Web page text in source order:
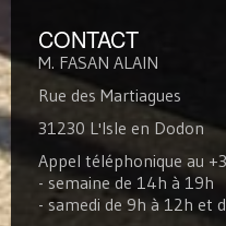
CONTACT
M. FASAN ALAIN
Rue des Martiagues
31230 L'Isle en Dodon
Appel téléphonique au
- semaine de 14h à 19h
- samedi de 9h à 12h et